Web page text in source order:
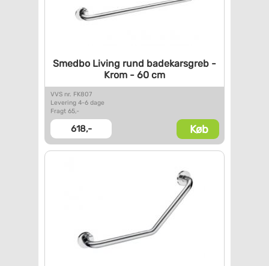
Smedbo Living rund badekarsgreb -
Krom - 60 cm
VVS nr. FK807
Levering 4-6 dage
Fragt 65,-
618,- Køb